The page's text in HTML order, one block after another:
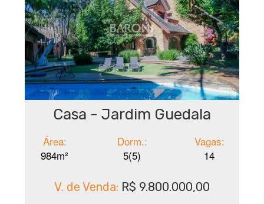
Casa - Jardim Guedala
Área:
984m²
Dorm.:
5(5)
Vagas:
14
V. de Venda: R$ 9.800.000,00